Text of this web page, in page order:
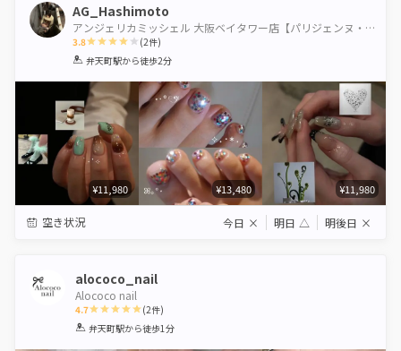
AG_Hashimoto
アンジェリカミッシェル 大阪ベイタワー店【パリジェンヌ・パラジェル認定サロン】
3.8
1 2 3 4 5
(2件)
弁天町駅から徒歩2分
¥11,980 ¥13,480 ¥11,980
空き状況 今日 × 明日 △ 明後日 ×
alococo_nail
Alococo nail
4.7
1 2 3 4 5
(2件)
弁天町駅から徒歩1分